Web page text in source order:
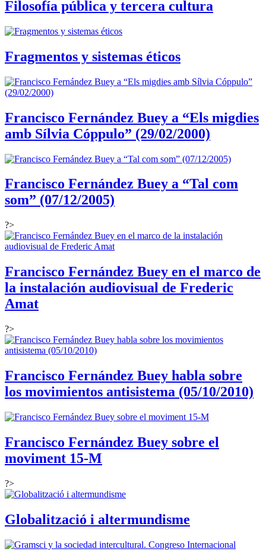
Filosofía pública y tercera cultura
Fragmentos y sistemas éticos
Francisco Fernández Buey a “Els migdies
amb Sílvia Cóppulo” (29/02/2000)
Francisco Fernández Buey a “Tal com
som” (07/12/2005)
?>
Francisco Fernández Buey en el marco de
la instalación audiovisual de Frederic
Amat
?>
Francisco Fernández Buey habla sobre
los movimientos antisistema (05/10/2010)
Francisco Fernández Buey sobre el
moviment 15-M
?>
Globalització i altermundisme